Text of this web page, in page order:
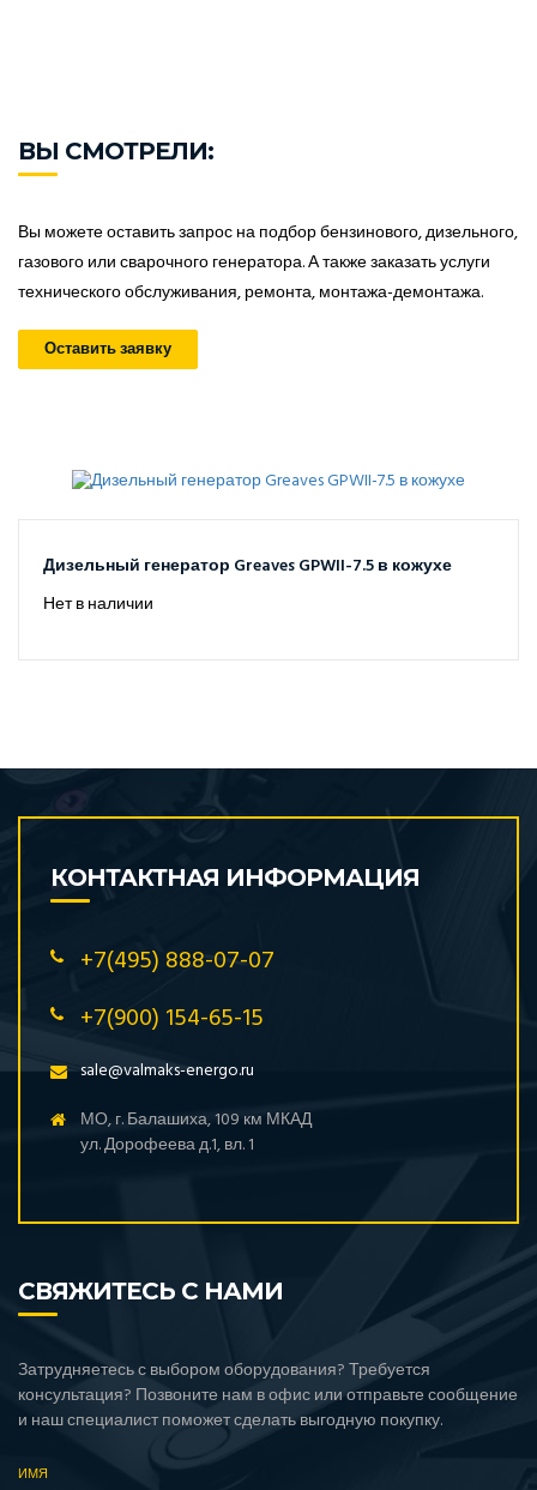
ВЫ СМОТРЕЛИ:
Вы можете оставить запрос на подбор бензинового, дизельного,
газового или сварочного генератора. А также заказать услуги
технического обслуживания, ремонта, монтажа-демонтажа.
Оставить заявку
Дизельный генератор Greaves GPWII-7.5 в кожухе
Нет в наличии
КОНТАКТНАЯ ИНФОРМАЦИЯ
+7(495) 888-07-07
+7(900) 154-65-15
sale@valmaks-energo.ru
МО, г. Балашиха, 109 км МКАД
ул. Дорофеева д.1, вл. 1
СВЯЖИТЕСЬ С НАМИ
Затрудняетесь с выбором оборудования? Требуется
консультация? Позвоните нам в офис или отправьте сообщение
и наш специалист поможет сделать выгодную покупку.
ИМЯ